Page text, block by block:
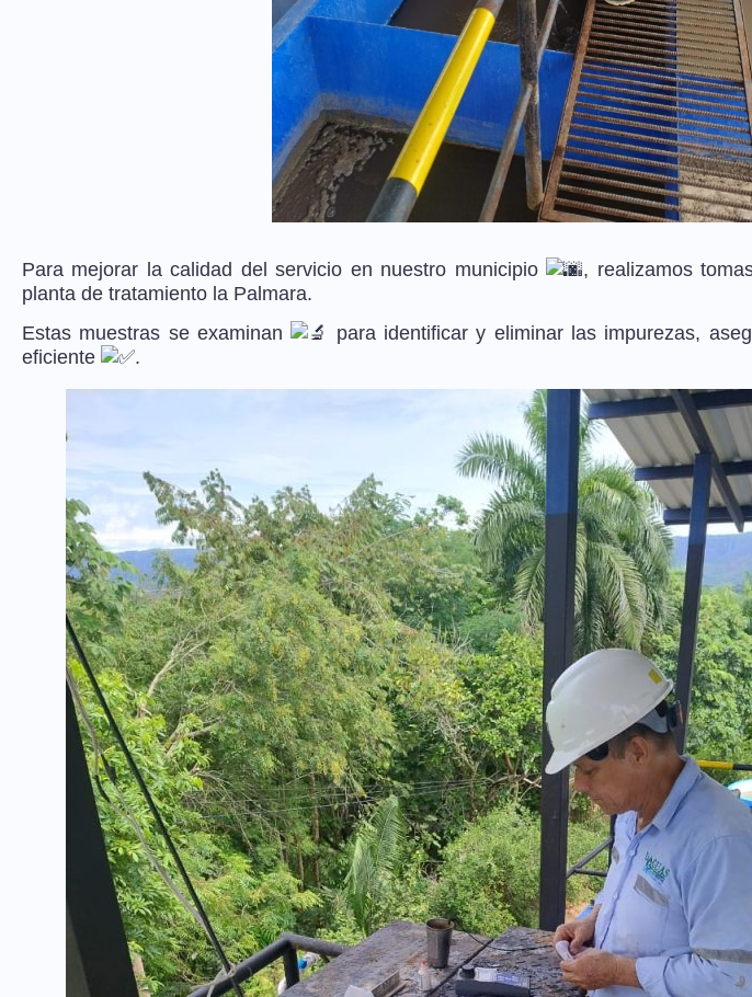
Para mejorar la calidad del servicio en nuestro municipio , realizamos
planta de tratamiento la Palmara.
Estas muestras se examinan
para identificar y eliminar las impurezas,
eficiente
.